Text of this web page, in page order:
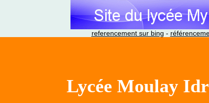
referencement sur bing -
Lycée Moulay